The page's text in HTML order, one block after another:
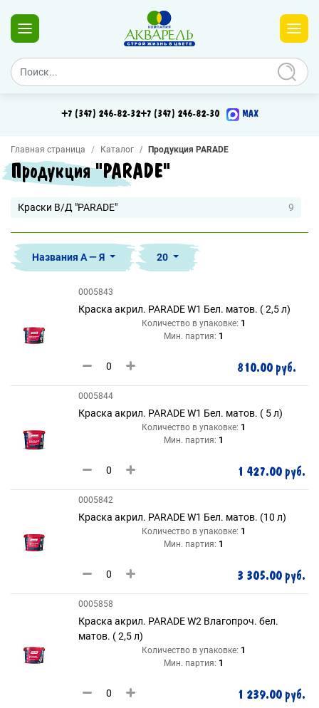
+7 (347) 246-82-32+7 (347) 246-82-30 MAX
Главная страница Каталог Продукция PARADE
Продукция "PARADE"
Краски В/Д "PARADE" 9
Названия А — Я 20
0005843
Краска акрил. PARADE W1 Бел. матов. ( 2,5 л)
Количество в упаковке: 1
Мин. партия: 1
810.00 руб.
0005844
Краска акрил. PARADE W1 Бел. матов. ( 5 л)
Количество в упаковке: 1
Мин. партия: 1
1 427.00 руб.
0005842
Краска акрил. PARADE W1 Бел. матов. (10 л)
Количество в упаковке: 1
Мин. партия: 1
3 305.00 руб.
0005858
Краска акрил. PARADE W2 Влагопроч. бел.
матов. ( 2,5 л)
Количество в упаковке: 1
Мин. партия: 1
1 239.00 руб.